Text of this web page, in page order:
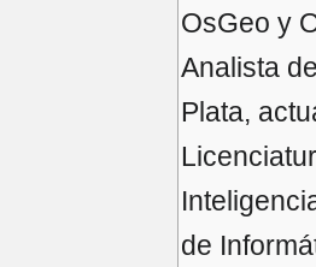
OsGeo y
Analista
Plata,
de